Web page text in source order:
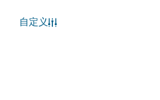
自定义
联系我们